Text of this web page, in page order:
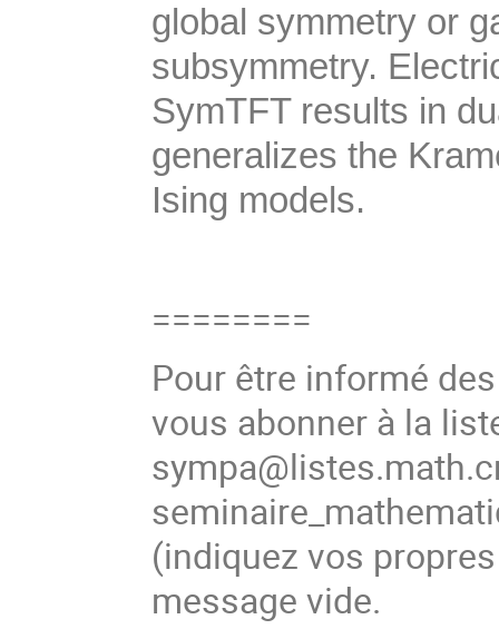
global symmetry or
subsymmetry.
SymTFT results in
generalizes the
Ising models.
========
Pour être informé
vous abonner à la
(indiquez vos
message vide.